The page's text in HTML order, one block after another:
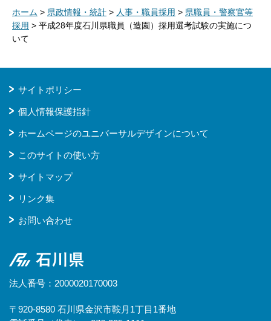
ホーム > 県政情報・統計 > 人事・職員採用 > 県職員・警察官等
採用 > 平成28年度石川県職員（造園）採用選考試験の実施につ
いて
サイトポリシー
個人情報保護指針
ホームページのユニバーサルデザインについて
このサイトの使い方
サイトマップ
リンク集
お問い合わせ
石川県
法人番号：2000020170003
〒920-8580 石川県金沢市鞍月1丁目1番地